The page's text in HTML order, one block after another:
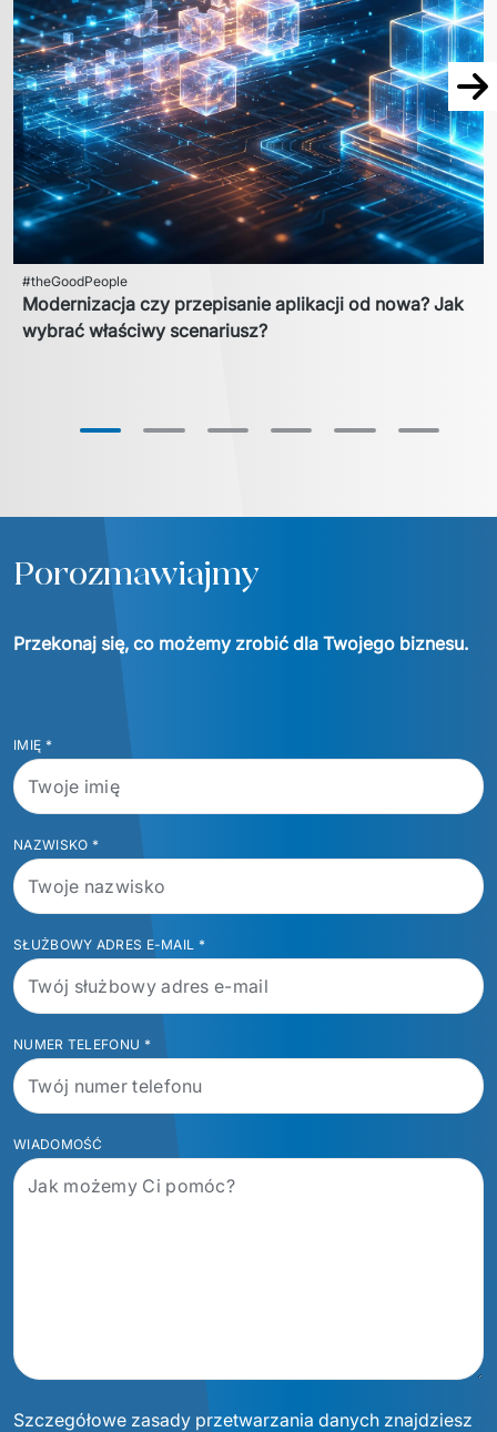
#theGoodPeople
Modernizacja czy przepisanie aplikacji od nowa? Jak
wybrać właściwy scenariusz?
Porozmawiajmy
Przekonaj się, co możemy zrobić dla Twojego biznesu.
IMIĘ *
NAZWISKO *
SŁUŻBOWY ADRES E-MAIL *
NUMER TELEFONU *
WIADOMOŚĆ
Szczegółowe zasady przetwarzania danych znajdziesz